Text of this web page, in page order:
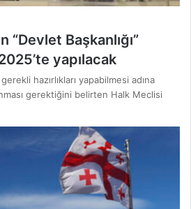
“Devlet Başkanlığı”
yapılacak
hazırlıkları yapabilmesi adına
gerektiğini belirten Halk Meclisi